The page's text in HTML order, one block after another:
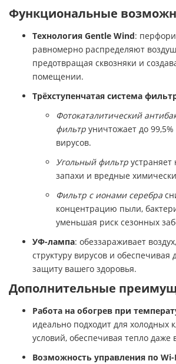
Функциональные
Технология Gentle Wind:
равномерно распределяют
предотвращая сквозняки и
помещении.​
Трёхступенчатая система
Фотокаталитический
фильтр уничтожает до
вирусов.​
Угольный фильтр
запахи и вредные
Фильтр с ионами серебра
концентрацию пыли,
уменьшая риск сезонных
УФ-лампа: обеззараживает
структуру вирусов и обеспечивая
защиту вашего здоровья.​
Дополнительные
Работа на обогрев при
идеально подходит для холодных
условий, обеспечивая тепло даже
Возможность управления по Wi-